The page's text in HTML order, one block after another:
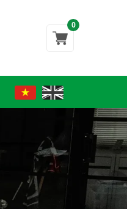
0